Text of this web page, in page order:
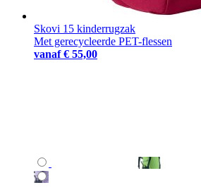
Skovi 15 kinderrugzak
Met gerecycleerde PET-flessen
vanaf € 55,00